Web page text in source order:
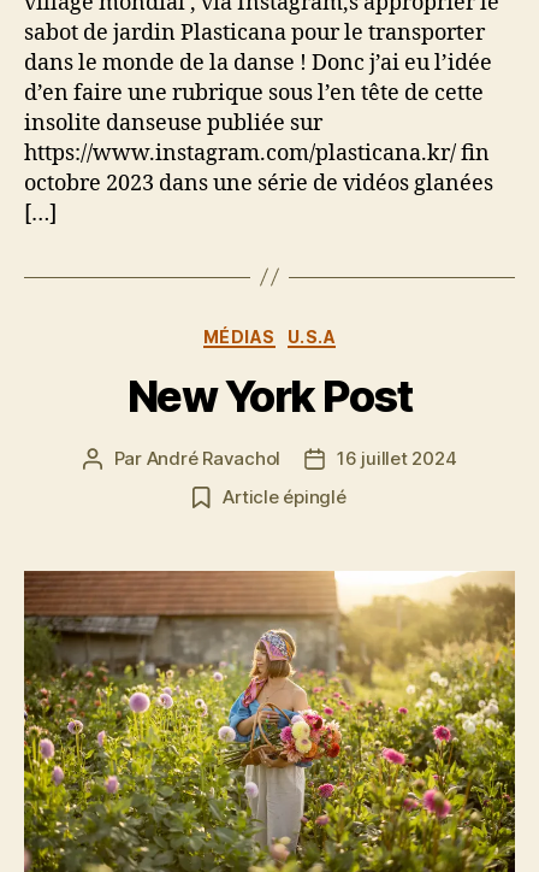
sabot de jardin Plasticana pour le transporter
dans le monde de la danse ! Donc j’ai eu l’idée
d’en faire une rubrique sous l’en tête de cette
insolite danseuse publiée sur
https://www.instagram.com/plasticana.kr/ fin
octobre 2023 dans une série de vidéos glanées
[…]
Catégories
MÉDIAS U.S.A
New York Post
Auteur
Par André Ravachol
Date
de
l’article
16 juillet 2024
Article épinglé